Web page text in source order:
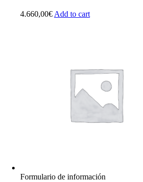
4.660,00€ Add to cart
Formulario de información